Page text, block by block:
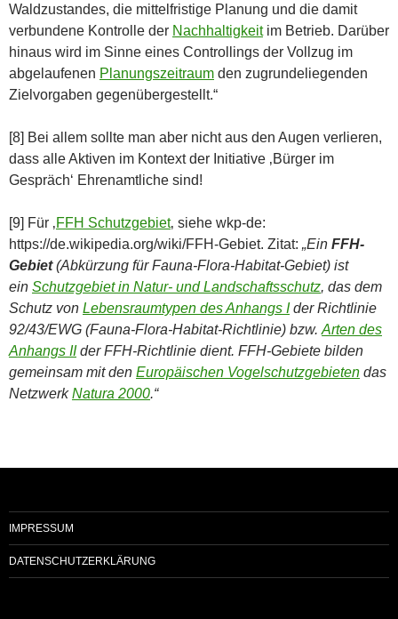
Waldzustandes, die mittelfristige Planung und die damit
verbundene Kontrolle der Nachhaltigkeitim Betrieb. Darüber
hinaus wird im Sinne eines Controllings der Vollzug im
abgelaufenen Planungszeitraum den zugrundeliegenden
Zielvorgaben gegenübergestellt.“
[8] Bei allem sollte man aber nicht aus den Augen verlieren,
dass alle Aktiven im Kontext der Initiative ‚Bürger im
Gespräch‘ Ehrenamtliche sind!
[9] Für ‚FFH Schutzgebiet‚ siehe wkp-de:
https://de.wikipedia.org/wiki/FFH-Gebiet. Zitat: „Ein FFH-
Gebiet(Abkürzung für Fauna-Flora-Habitat-Gebiet) ist
ein Schutzgebiet in Natur- und Landschaftsschutz, das dem
Schutz von Lebensraumtypen des Anhangs Ider Richtlinie
92/43/EWG (Fauna-Flora-Habitat-Richtlinie) bzw. Arten des
Anhangs IIder FFH-Richtlinie dient. FFH-Gebiete bilden
gemeinsam mit den Europäischen Vogelschutzgebieten das
NetzwerkNatura 2000.“
IMPRESSUM
DATENSCHUTZERKLÄRUNG